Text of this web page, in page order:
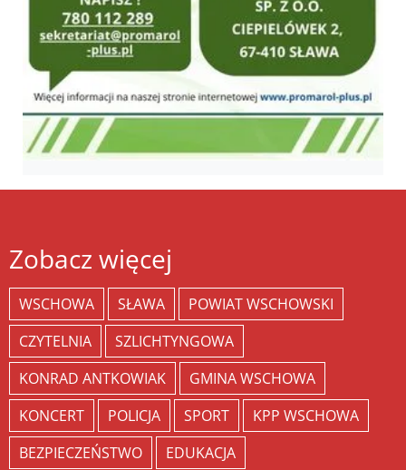
Zobacz więcej
WSCHOWA SŁAWA
POWIAT WSCHOWSKI
CZYTELNIA
SZLICHTYNGOWA
KONRAD ANTKOWIAK
GMINA WSCHOWA
KONCERT
POLICJA SPORT
KPP WSCHOWA
BEZPIECZEŃSTWO
EDUKACJA